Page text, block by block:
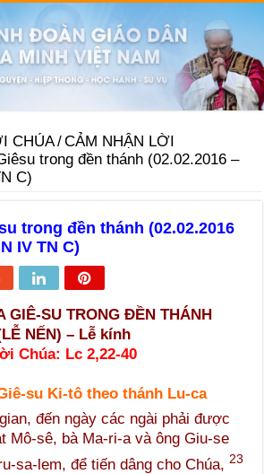
CHÚA/CẢM NHẬN LỜI
trong đền thánh (02.02.2016 –
C)
trong đền thánh (02.02.2016
IV TN C)
GIÊ-SU TRONG ĐỀN THÁNH
NẾN) – Lễ kính
Chúa: Lc 2,22-40
su Ki-tô theo thánh Lu-ca
đến ngày các ngài phải được
Mô-sê, bà Ma-ri-a và ông Giu-se
sa-lem, để tiến dâng cho Chúa,23